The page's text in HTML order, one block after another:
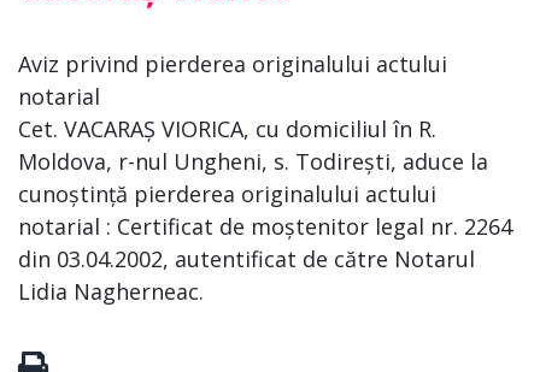
Aviz privind pierderea originalului actului
notarial
Cet. VACARAȘ VIORICA, cu domiciliul în R.
Moldova, r-nul Ungheni, s. Todirești, aduce la
cunoștință pierderea originalului actului
notarial : Certificat de moștenitor legal nr. 2264
din 03.04.2002, autentificat de către Notarul
Lidia Nagherneac.